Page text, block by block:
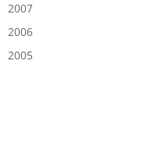
2007
2006
2005